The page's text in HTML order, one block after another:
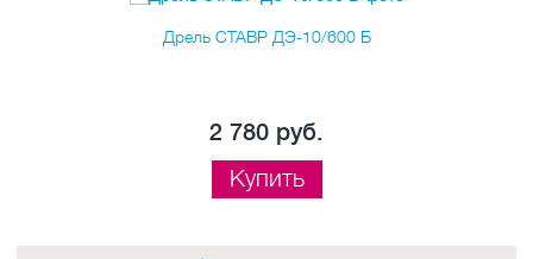
Дрель СТАВР ДЭ-10/600 Б
2 780 руб.
Купить